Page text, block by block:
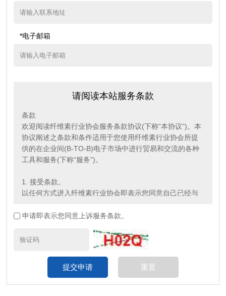
*电子邮箱
请阅读本站服务条款
条款
欢迎阅读纤维素行业协会服务条款协议(下称“本协议”)。本
协议阐述之条款和条件适用于您使用纤维素行业协会所提
供的在企业间(B-TO-B)电子市场中进行贸易和交流的各种
工具和服务(下称“服务”)。
1. 接受条款。
以任何方式进入纤维素行业协会即表示您同意自己已经与
件(“条 款”) 约束。纤维素行业协会可随时自行全权决定更
站上刊载公告，通知予
欢迎阅读纤维素行业协会服务条款协议(下称“本协议”)。本
协议阐述之条款和条件适用于您使用纤维素行业协会所提
供的在企业间(B-TO-B)电子市场中进行贸易和交流的各种
申请即表示您同意上诉服务条款。